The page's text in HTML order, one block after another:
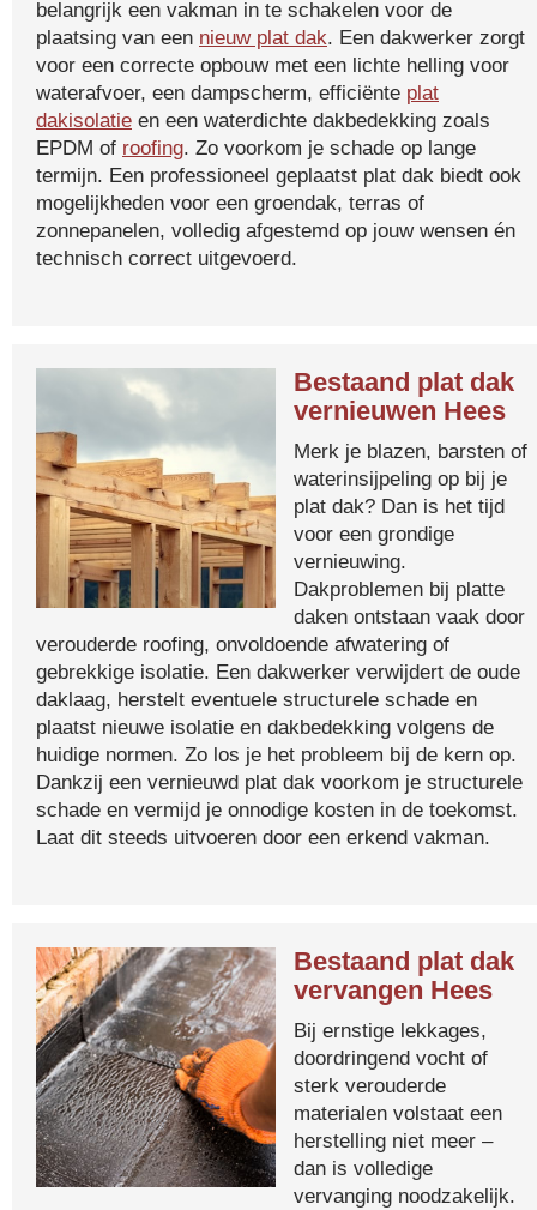
belangrijk een vakman in te schakelen voor de
plaatsing van een nieuw plat dak. Een dakwerker zorgt
voor een correcte opbouw met een lichte helling voor
waterafvoer, een dampscherm, efficiënte plat
dakisolatie en een waterdichte dakbedekking zoals
EPDM of roofing. Zo voorkom je schade op lange
termijn. Een professioneel geplaatst plat dak biedt ook
mogelijkheden voor een groendak, terras of
zonnepanelen, volledig afgestemd op jouw wensen én
technisch correct uitgevoerd.
Bestaand plat dak
vernieuwen Hees
Merk je blazen, barsten of
waterinsijpeling op bij je
plat dak? Dan is het tijd
voor een grondige
vernieuwing.
Dakproblemen bij platte
daken ontstaan vaak door
verouderde roofing, onvoldoende afwatering of
gebrekkige isolatie. Een dakwerker verwijdert de oude
daklaag, herstelt eventuele structurele schade en
plaatst nieuwe isolatie en dakbedekking volgens de
huidige normen. Zo los je het probleem bij de kern op.
Dankzij een vernieuwd plat dak voorkom je structurele
schade en vermijd je onnodige kosten in de toekomst.
Laat dit steeds uitvoeren door een erkend vakman.
Bestaand plat dak
vervangen Hees
Bij ernstige lekkages,
doordringend vocht of
sterk verouderde
materialen volstaat een
herstelling niet meer –
dan is volledige
vervanging noodzakelijk.